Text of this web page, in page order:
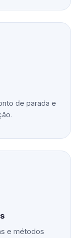
de parada e
e métodos